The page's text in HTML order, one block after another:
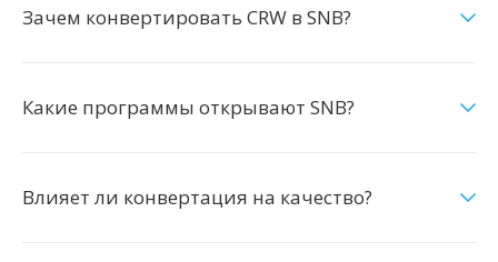
Зачем конвертировать CRW в SNB?
Какие программы открывают SNB?
Влияет ли конвертация на качество?